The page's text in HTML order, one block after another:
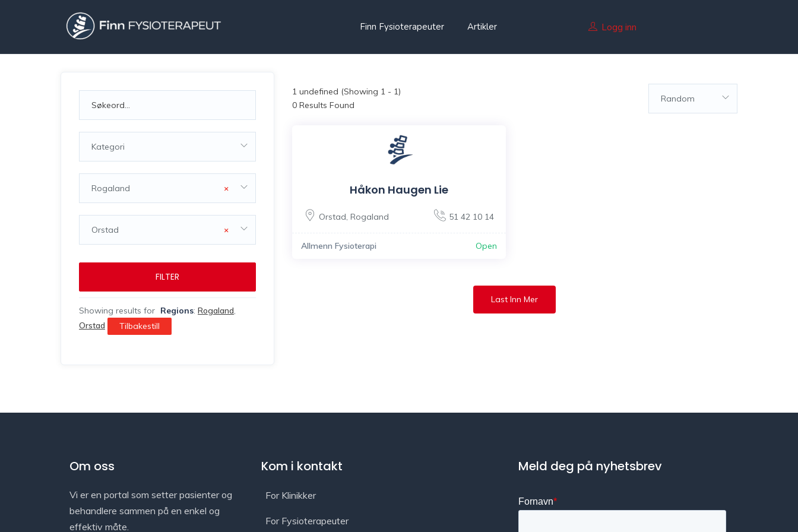
Finn Fysioterapeuter Artikler Logg inn
Kategori
×
Rogaland
×
Orstad
FILTER
Showing results for Regions: Rogaland,
Orstad
Tilbakestill
1undefined (Showing 1 - 1)
0 Results Found
Random
Håkon Haugen Lie
Orstad, Rogaland 51 42 10 14
Allmenn Fysioterapi Open
Last Inn Mer
Om oss
Vi er en portal som setter pasienter og
behandlere sammen på en enkel og
effektiv måte.
Kom i kontakt
For Klinikker
For Fysioterapeuter
Meld deg på nyhetsbrev